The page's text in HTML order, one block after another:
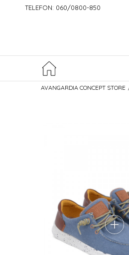
TELEFON: 060/0800-850
AVANGARDIA CONCEPT STORE